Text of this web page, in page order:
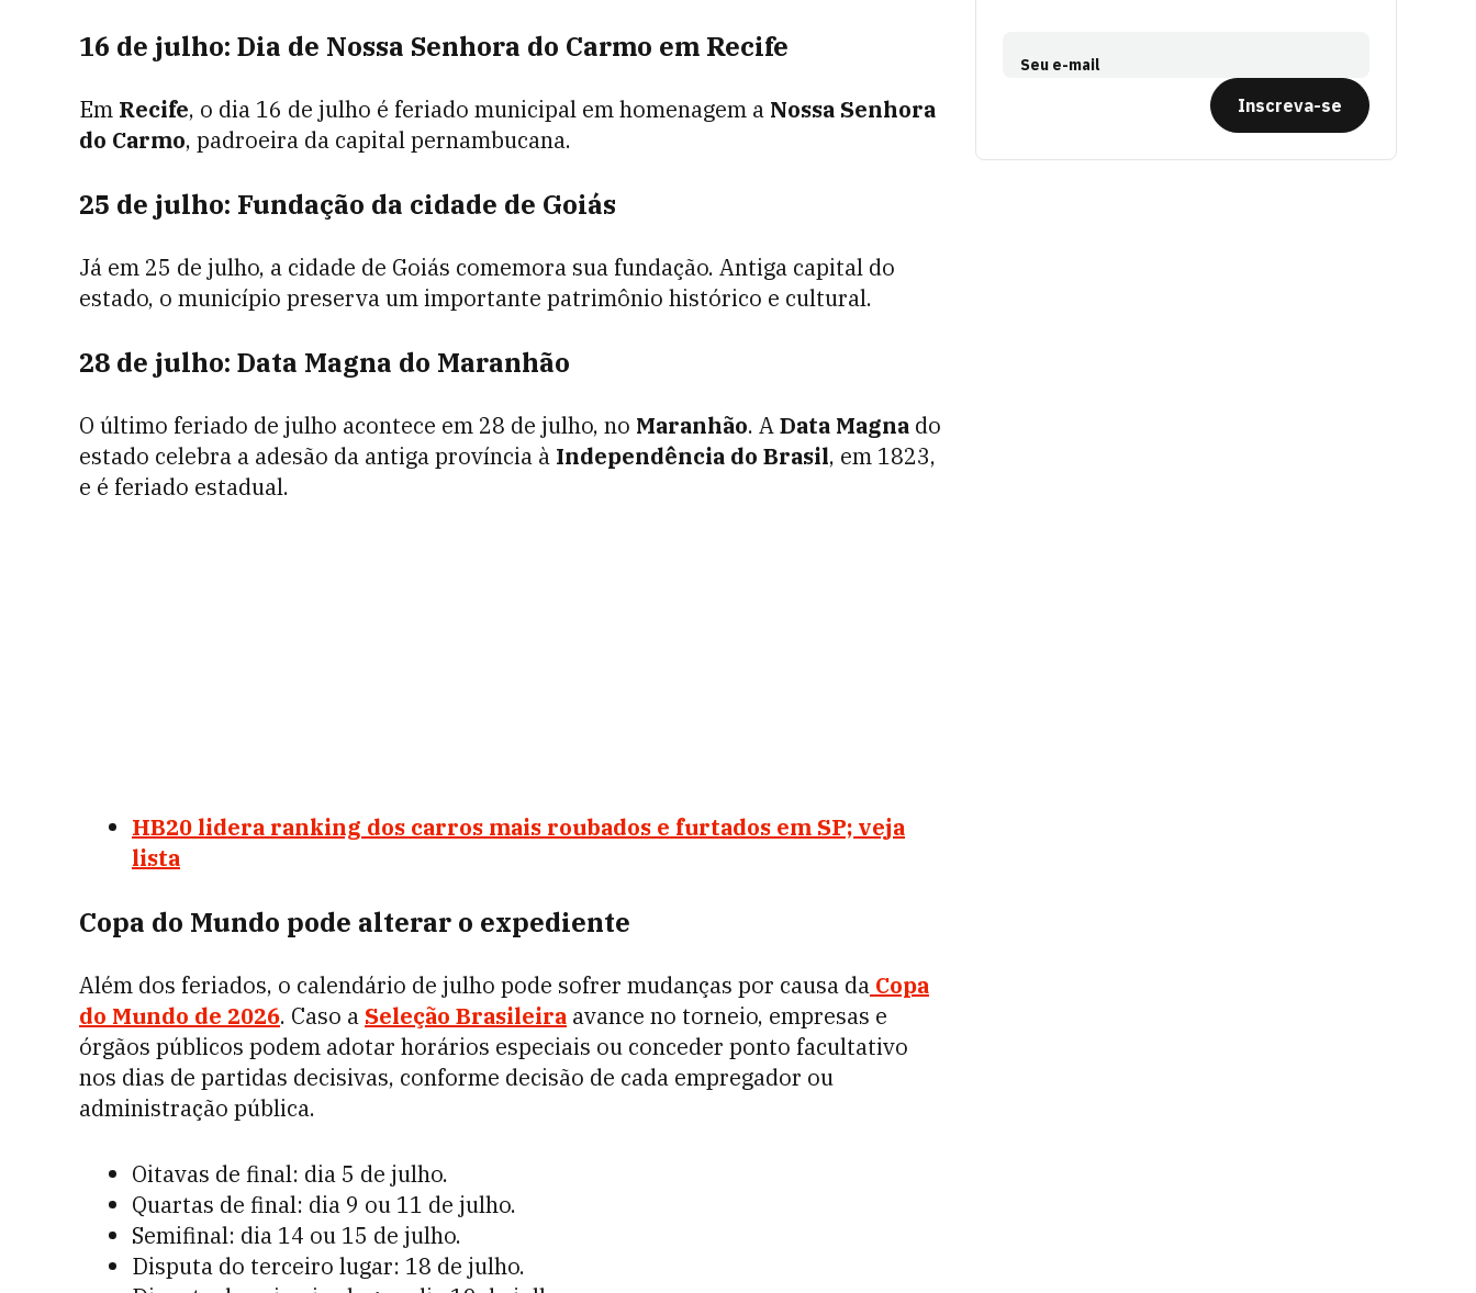
16 de julho: Dia de Nossa Senhora do Carmo em Recife
Em Recife, o dia 16 de julho é feriado municipal em homenagem a Nossa Senhora
do Carmo, padroeira da capital pernambucana.
25 de julho: Fundação da cidade de Goiás
Já em 25 de julho, a cidade de Goiás comemora sua fundação. Antiga capital do
estado, o município preserva um importante patrimônio histórico e cultural.
28 de julho: Data Magna do Maranhão
O último feriado de julho acontece em 28 de julho, no Maranhão. AData Magna do
estado celebra a adesão da antiga província à Independência do Brasil, em 1823,
e é feriado estadual.
HB20 lidera ranking dos carros mais roubados e furtados em SP; veja
lista
Copa do Mundo pode alterar o expediente
Além dos feriados, o calendário de julho pode sofrer mudanças por causa da Copa
do Mundo de 2026. Caso a Seleção Brasileira avance no torneio, empresas e
órgãos públicos podem adotar horários especiais ou conceder ponto facultativo
nos dias de partidas decisivas, conforme decisão de cada empregador ou
administração pública.
Oitavas de final: dia 5 de julho.
Quartas de final: dia 9 ou 11 de julho.
Semifinal: dia 14 ou 15 de julho.
Disputa do terceiro lugar: 18 de julho.
Seu e-mail
Inscreva-se